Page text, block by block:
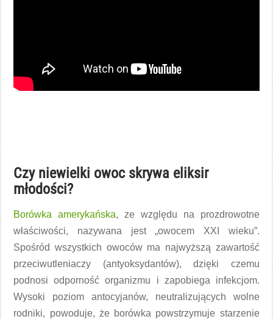
Czy niewielki owoc skrywa eliksir
młodości?
Borówka amerykańska, ze względu na prozdrowotne
właściwości, nazywana jest „owocem XXI wieku”.
Spośród wszystkich owoców ma najwyższą zawartość
przeciwutleniaczy (antyoksydantów), dzięki czemu
podnosi odporność organizmu i zapobiega infekcjom.
Wysoki poziom antocyjanów, neutralizujących wolne
rodniki, powoduje, że borówka powstrzymuje starzenie